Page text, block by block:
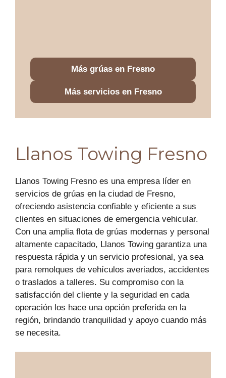
Más grúas en Fresno
Más servicios en Fresno
Llanos Towing Fresno
Llanos Towing Fresno es una empresa líder en
servicios de grúas en la ciudad de Fresno,
ofreciendo asistencia confiable y eficiente a sus
clientes en situaciones de emergencia vehicular.
Con una amplia flota de grúas modernas y personal
altamente capacitado, Llanos Towing garantiza una
respuesta rápida y un servicio profesional, ya sea
para remolques de vehículos averiados, accidentes
o traslados a talleres. Su compromiso con la
satisfacción del cliente y la seguridad en cada
operación los hace una opción preferida en la
región, brindando tranquilidad y apoyo cuando más
se necesita.